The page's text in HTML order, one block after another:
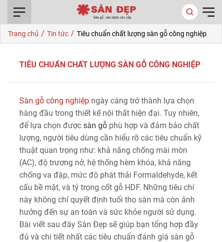
Trang chủ / Tin tức / Tiêu chuẩn chất lượng sàn gỗ công nghiệp
TIÊU CHUẨN CHẤT LƯỢNG SÀN GỖ CÔNG NGHIỆP
Sàn gỗ công nghiệp ngày càng trở thành lựa chọn
hàng đầu trong thiết kế nội thất hiện đại. Tuy nhiên,
để lựa chọn được sàn gỗ phù hợp và đảm bảo chất
lượng, người tiêu dùng cần hiểu rõ các tiêu chuẩn kỹ
thuật quan trọng như: khả năng chống mài mòn
(AC), độ trương nở, hệ thống hèm khóa, khả năng
chống va đập, mức độ phát thải Formaldehyde, kết
cấu bề mặt, và tỷ trọng cốt gỗ HDF. Những tiêu chí
này không chỉ quyết định tuổi thọ sàn mà còn ảnh
hưởng đến sự an toàn và sức khỏe người sử dụng.
Bài viết sau đây Sàn Đẹp sẽ giúp bạn tổng hợp đầy
đủ và chi tiết nhất các tiêu chuẩn đánh giá sàn gỗ